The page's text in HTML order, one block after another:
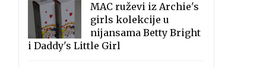
MAC ruževi iz Archie's
girls kolekcije u
nijansama Betty Bright
i Daddy's Little Girl